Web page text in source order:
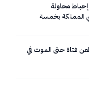
محاولة
المملكة بخمسة
حتى الموت في